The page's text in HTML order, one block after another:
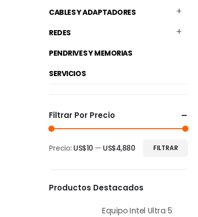
CABLES Y ADAPTADORES
REDES
PENDRIVES Y MEMORIAS
SERVICIOS
Filtrar Por Precio
mínimo
máximo
FILTRAR
Precio: US$10 — US$4,880
Productos Destacados
Equipo Intel Ultra 5